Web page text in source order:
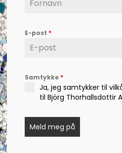
mot – til
Nettbutikk
Nyheter
Hjertesaker
E-post *
Samtykke *
Ja, jeg samtykker til
til Björg Thorhallsdottir
Meld meg på